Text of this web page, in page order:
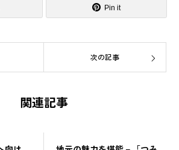
Pin it
次の記事
関連記事